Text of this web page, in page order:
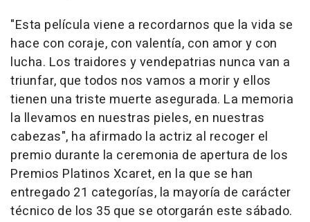
"Esta película viene a recordarnos que la vida se
hace con coraje, con valentía, con amor y con
lucha. Los traidores y vendepatrias nunca van a
triunfar, que todos nos vamos a morir y ellos
tienen una triste muerte asegurada. La memoria
la llevamos en nuestras pieles, en nuestras
cabezas", ha afirmado la actriz al recoger el
premio durante la ceremonia de apertura de los
Premios Platinos Xcaret, en la que se han
entregado 21 categorías, la mayoría de carácter
técnico de los 35 que se otorgarán este sábado.